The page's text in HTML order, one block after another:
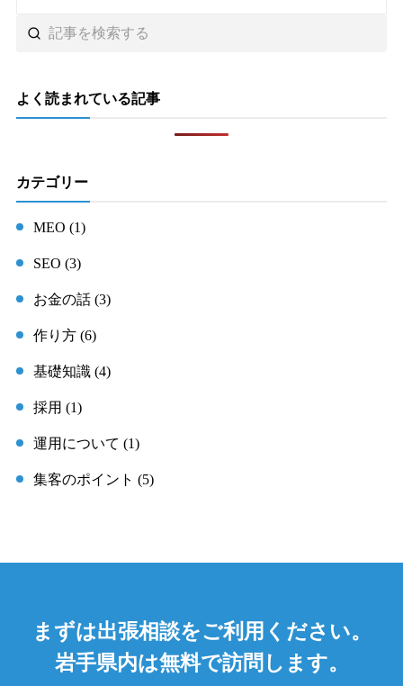
よく読まれている記事
カテゴリー
MEO (1)
SEO (3)
お金の話 (3)
作り方 (6)
基礎知識 (4)
採用 (1)
運用について (1)
集客のポイント (5)
まずは出張相談をご利用ください。
岩手県内は無料で訪問します。